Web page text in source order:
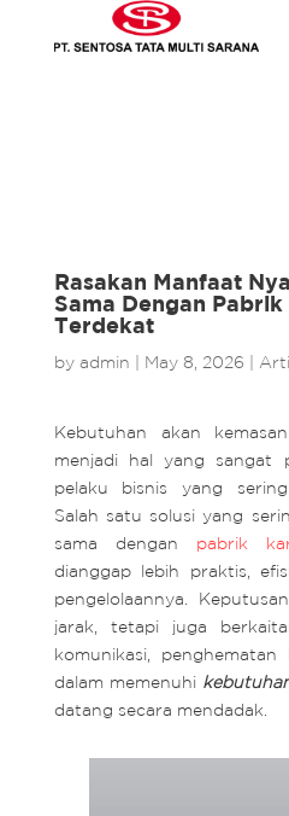
Rasakan Manfaat
Sama Dengan
Terdekat
by admin May 8, 2026
Kebutuhan akan
menjadi hal yang sangat
pelaku bisnis yang
Salah satu solusi yang
sama dengan pabrik
dianggap lebih praktis,
pengelolaannya.
jarak, tetapi juga
komunikasi,
dalam memenuhi
datang secara mendadak.